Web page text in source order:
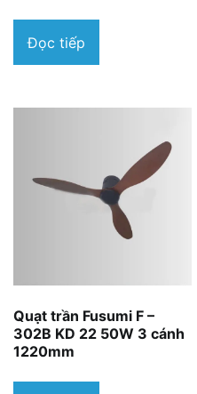
Đọc tiếp
Quạt trần Fusumi F –
302B KD 22 50W 3 cánh
1220mm